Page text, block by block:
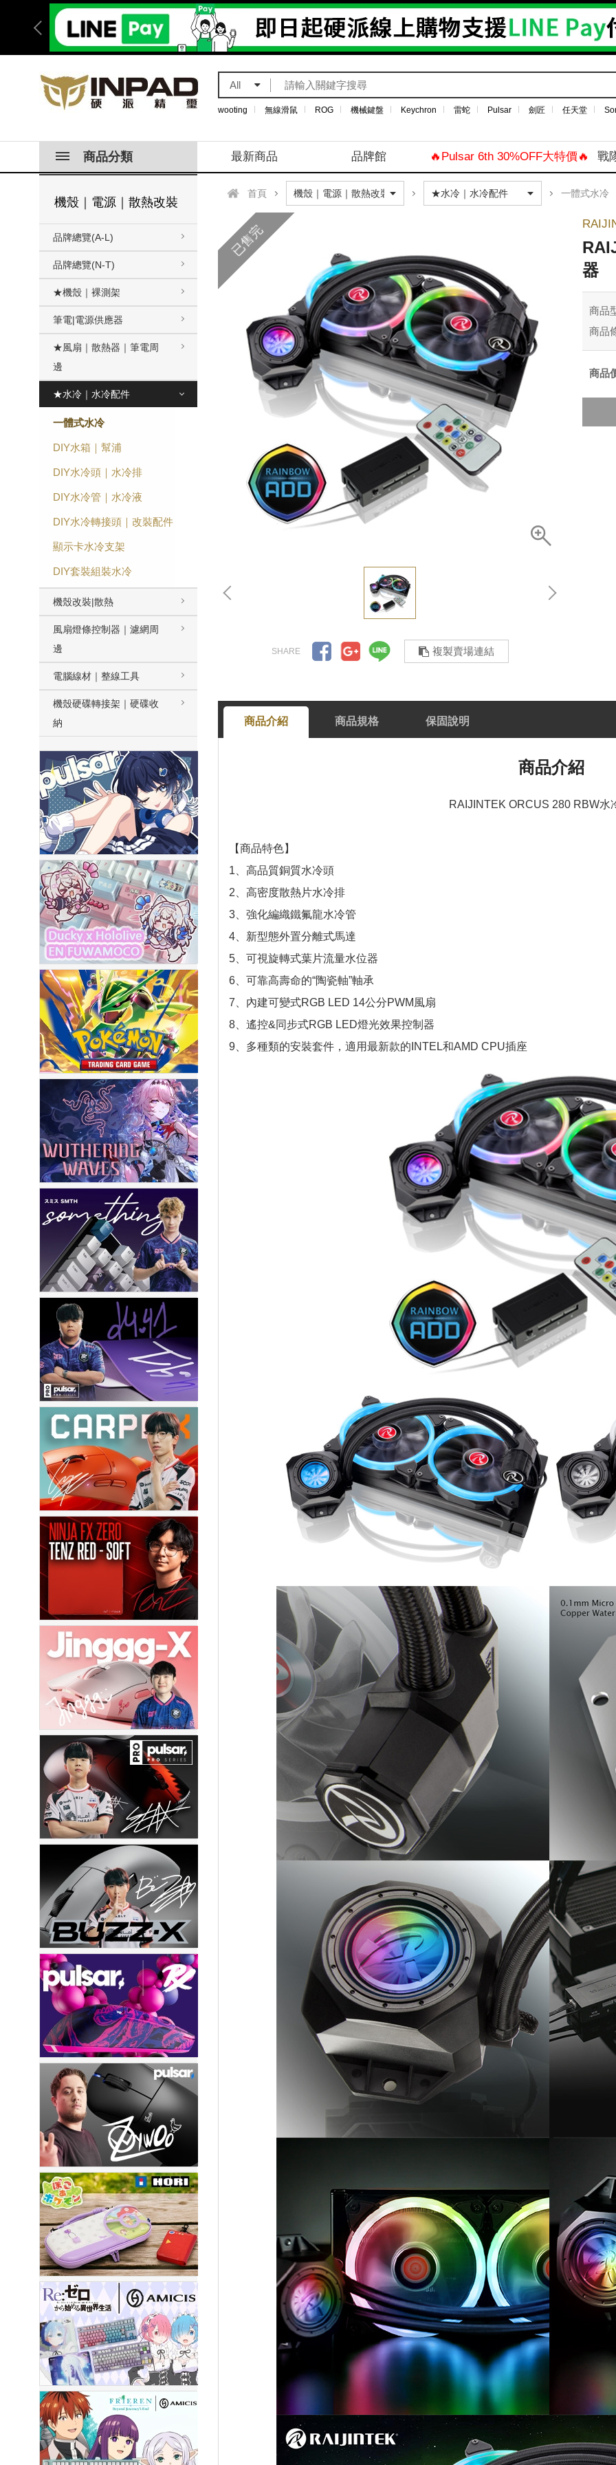
All
wooting 無線滑鼠 ROG 機械鍵盤 Keychron 雷蛇 Pulsar 劍匠 任天堂
商品分類 最新商品 品牌館 🔥Pulsar 6th 30%OFF大特價🔥 戰
機殼｜電源｜散熱改裝
品牌總覽(A-L)
品牌總覽(N-T)
★機殼｜裸測架
筆電|電源供應器
★風扇｜散熱器｜筆電周
邊
★水冷｜水冷配件
一體式水冷
DIY水箱｜幫浦
DIY水冷頭｜水冷排
DIY水冷管｜水冷液
DIY水冷轉接頭｜改裝配件
顯示卡水冷支架
DIY套裝組裝水冷
機殼改裝|散熱
風扇燈條控制器｜濾網周
邊
電腦線材｜整線工具
機殼硬碟轉接架｜硬碟收
納
首頁 一體式水冷
已售完
複製賣場連結
器
商品
商品
商品
商品介紹 商品規格 保固說明
商品介紹
RAIJINTEK ORCUS 280 RBW水
【商品特色】
1、高品質銅質水冷頭
2、高密度散熱片水冷排
3、強化編織鐵氟龍水冷管
4、新型態外置分離式馬達
5、可視旋轉式葉片流量水位器
6、可靠高壽命的“陶瓷軸”軸承
7、內建可變式RGB LED 14公分PWM風扇
8、遙控&同步式RGB LED燈光效果控制器
9、多種類的安裝套件，適用最新款的INTEL和AMD CPU插座